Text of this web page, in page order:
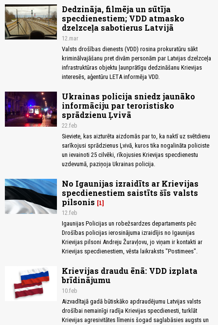
Dedzināja, filmēja un sūtīja
specdienestiem; VDD atmasko
dzelzceļa sabotierus Latvijā
12.mar
Valsts drošības dienests (VDD) rosina prokuratūru sākt
kriminālvajāšanu pret divām personām par Latvijas dzelzceļa
infrastruktūras objektu ļaunprātīgu dedzināšanu Krievijas
interesēs, aģentūru LETA informēja VDD.
Ukrainas policija sniedz jaunāko
informāciju par teroristisko
sprādzienu Ļvivā
22.feb
Sieviete, kas aizturēta aizdomās par to, ka naktī uz svētdienu
sarīkojusi sprādzienus Ļvivā, kuros tika nogalināta policiste
un ievainoti 25 cilvēki, rīkojusies Krievijas specdienestu
uzdevumā, paziņoja Ukrainas policija.
No Igaunijas izraidīts ar Krievijas
specdienestiem saistīts šīs valsts
pilsonis
1
12.feb
Igaunijas Policijas un robežsardzes departaments pēc
Drošības policijas ierosinājuma izraidījis no Igaunijas
Krievijas pilsoni Andreju Žuravļovu, jo viņam ir kontakti ar
Krievijas specdienestiem, vēsta laikraksts "Postimees".
Krievijas draudu ēnā: VDD izplata
brīdinājumu
10.feb
Aizvadītajā gadā būtiskāko apdraudējumu Latvijas valsts
drošībai nemainīgi radīja Krievijas specdienesti, turklāt
Krievijas agresivitātes līmenis šogad saglabāsies augsts un